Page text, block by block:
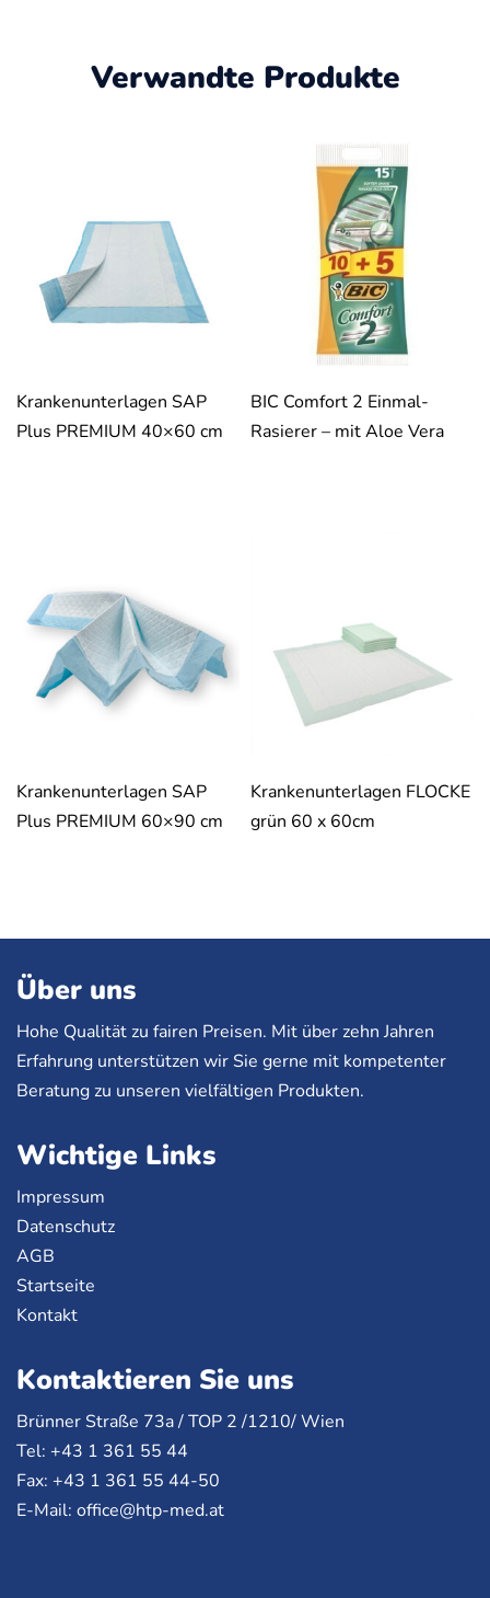
Verwandte Produkte
Krankenunterlagen SAP
Plus PREMIUM 40×60 cm
BIC Comfort 2 Einmal-
Rasierer – mit Aloe Vera
Krankenunterlagen SAP
Plus PREMIUM 60×90 cm
Krankenunterlagen FLOCKE
grün 60 x 60cm
Über uns
Hohe Qualität zu fairen Preisen. Mit über zehn Jahren
Erfahrung unterstützen wir Sie gerne mit kompetenter
Beratung zu unseren vielfältigen Produkten.
Wichtige Links
Impressum
Datenschutz
AGB
Startseite
Kontakt
Kontaktieren Sie uns
Brünner Straße 73a /TOP 2 /1210/ Wien
Tel: +43 1 361 55 44
Fax: +43 1 361 55 44-50
E-Mail: office@htp-med.at